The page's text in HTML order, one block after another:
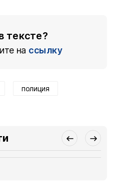
тексте?
на ссылку
полиция